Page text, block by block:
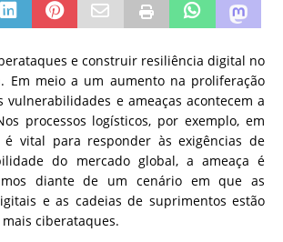
e construir resiliência digital no
Em meio a um aumento na proliferação
vulnerabilidades e ameaças acontecem a
processos logísticos, por exemplo, em
vital para responder às exigências de
do mercado global, a ameaça é
diante de um cenário em que as
e as cadeias de suprimentos estão
ciberataques.